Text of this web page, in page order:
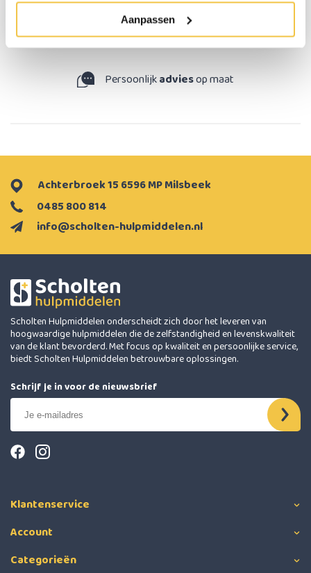
Aanpassen
niet te groot, heel simpel, gewoon een bel klinkt ook goed.
Persoonlijkadviesop maat
info@scholten-hulpmiddelen.nl
0485 800 814
Achterbroek 15 6596 MP Milsbeek
Scholten Hulpmiddelen onderscheidt zich door het leveren van
hoogwaardige hulpmiddelen die de zelfstandigheid en levenskwaliteit
van de klant bevorderd. Met focus op kwaliteit en persoonlijke service,
biedt Scholten Hulpmiddelen betrouwbare oplossingen.
Schrijf je in voor de nieuwsbrief
Klantenservice
Account
Categorieën